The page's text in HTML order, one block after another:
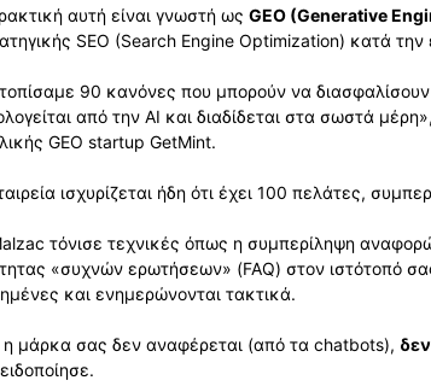
αυτή είναι γνωστή ως GEO (Generative
SEO (Search Engine Optimization) κατά την
90 κανόνες που μπορούν να διασφαλίσουν
από την AI και διαδίδεται στα σωστά
GEO startup GetMint.
ισχυρίζεται ήδη ότι έχει 100 πελάτες,
τόνισε τεχνικές όπως η συμπερίληψη
«συχνών ερωτήσεων» (FAQ) στον ιστότοπό
και ενημερώνονται τακτικά.
η μάρκα σας δεν αναφέρεται (από τα chatbots),